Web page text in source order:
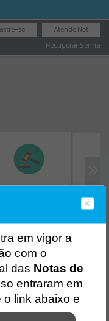
Atende.Net
se
Recuperar Senha
em vigor a
com o
das Notas de
entraram em
o link abaixo e
DA MENSAGEM:
static/bundle/wpo_in